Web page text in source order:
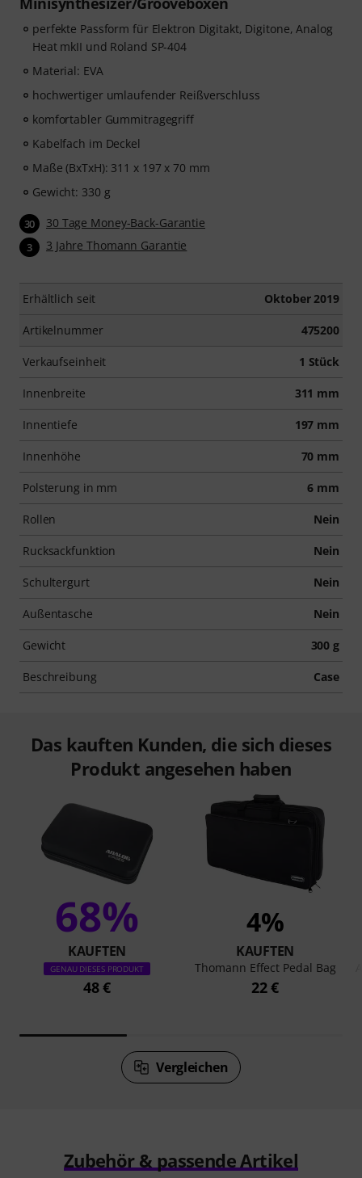
perfekte Passform für Elektron Digitakt, Digitone, Analog
Heat mkII und Roland SP-404
Material: EVA
hochwertiger umlaufender Reißverschluss
komfortabler Gummitragegriff
Kabelfach im Deckel
Maße (BxTxH): 311 x 197 x 70 mm
Gewicht: 330 g
30 30 Tage Money-Back-Garantie
3 3 Jahre Thomann Garantie
Erhältlich seit Oktober 2019
Artikelnummer 475200
Verkaufseinheit 1 Stück
Innenbreite 311 mm
Innentiefe 197 mm
Innenhöhe 70 mm
Polsterung in mm 6 mm
Rollen Nein
Rucksackfunktion Nein
Schultergurt Nein
Außentasche Nein
Gewicht 300 g
Beschreibung Case
Das kauften Kunden, die sich dieses
Produkt angesehen haben
68%
KAUFTEN
GENAU DIESES PRODUKT
48 €
4%
KAUFTEN
Thomann Effect Pedal Bag
22 €
Vergleichen
Zubehör & passende Artikel